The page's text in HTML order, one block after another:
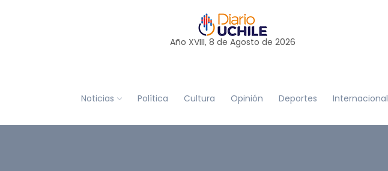
Año XVIII, 8 de Agosto de 2026
Noticias Política Cultura Opinión Deportes Internacional